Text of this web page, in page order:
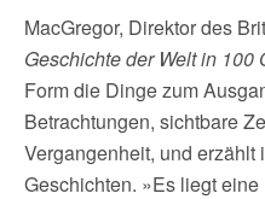
MacGregor, Direktor des
Geschichte der Welt in 100
Form die Dinge zum
Betrachtungen, sichtbare
Vergangenheit, und
Geschichten. »Es liegt